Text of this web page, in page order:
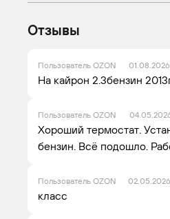
Отзывы
Пользователь OZON
На кайрон 2.3бензин
Пользователь OZON
Хороший термостат.
бензин. Всё подошло.
Пользователь OZON
класс